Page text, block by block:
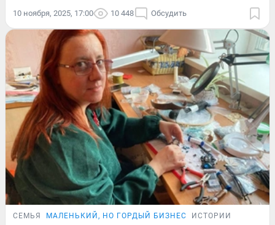
10 ноября, 2025, 17:00 10 448 Обсудить
СЕМЬЯ МАЛЕНЬКИЙ, НО ГОРДЫЙ БИЗНЕС ИСТОРИИ